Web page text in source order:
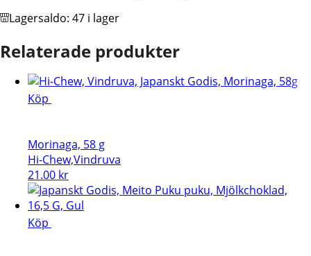
Lagersaldo: 47 i lager
Relaterade produkter
Köp
Morinaga, 58 g
Hi-Chew,Vindruva
21.00 kr
Köp